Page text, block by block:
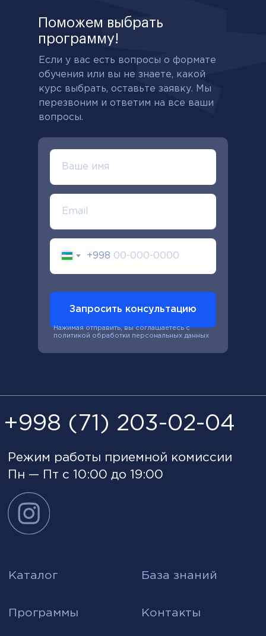
Поможем выбрать
программу!
+998
Запросить консультацию
Нажимая отправить, вы соглашаетесь с
политикой обработки персональных данных
Если у вас есть вопросы о формате
обучения или вы не знаете, какой
курс выбрать, оставьте заявку. Мы
перезвоним и ответим на все ваши
вопросы.